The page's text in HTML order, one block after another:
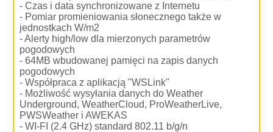
- Czas i data synchronizowane z Internetu
- Pomiar promieniowania słonecznego także w
jednostkach W/m2
- Alerty high/low dla mierzonych parametrów
pogodowych
- 64MB wbudowanej pamięci na zapis danych
pogodowych
- Współpraca z aplikacją "WSLink"
- Możliwość wysyłania danych do Weather
Underground, WeatherCloud, ProWeatherLive,
PWSWeather i AWEKAS
- WI-FI (2.4 GHz) standard 802.11 b/g/n